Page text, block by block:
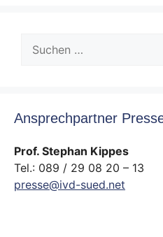
nach:
Ansprechpartner
Prof. Stephan Kippes
Tel.: 089 / 29 08 20 – 13
presse@ivd-sued.net